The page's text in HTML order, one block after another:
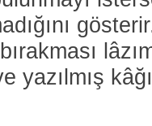
yazılmış